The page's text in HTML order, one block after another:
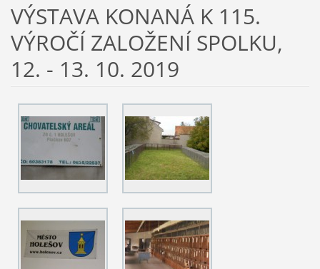
VÝSTAVA KONANÁ K 115.
VÝROČÍ ZALOŽENÍ SPOLKU,
12. - 13. 10. 2019